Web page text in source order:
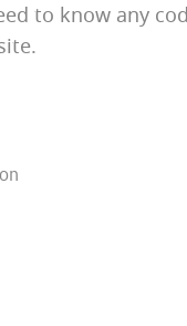
to know any